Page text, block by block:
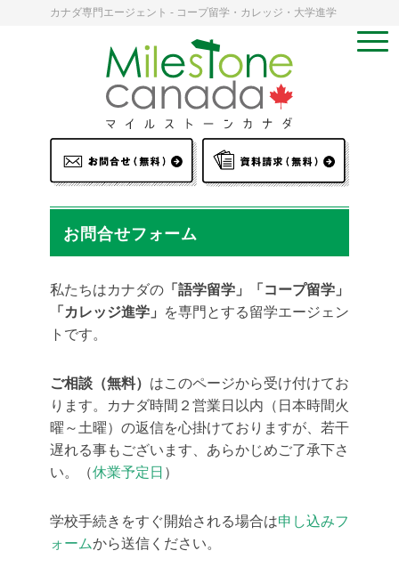
カナダ専門エージェント - コープ留学・カレッジ・大学進学
お問合せフォーム
私たちはカナダの 「語学留学」「コープ留学」
「カレッジ進学」
を専門とする留学エージェン
トです。
ご相談（無料） はこのページから受け付けてお
ります。カナダ時間２営業日以内（日本時間火
曜～土曜）の返信を心掛けておりますが、若干
遅れる事もございます、あらかじめご了承下さ
い。（休業予定日 ）
学校手続きをすぐ開始される場合は申し込みフ
ォームから送信ください。